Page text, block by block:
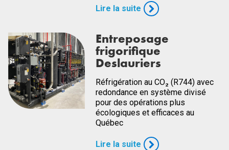
Lire la suite
Entreposage
frigorifique
Deslauriers
Réfrigération au CO₂ (R744) avec
redondance en système divisé
pour des opérations plus
écologiques et efficaces au
Québec
Lire la suite